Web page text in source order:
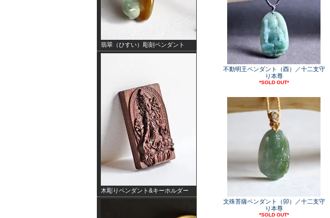
翡翠（ひすい）彫刻ペンダント
木彫りペンダント&キーホルダー
不動明王ペンダント（酉）／十二支守
り本尊
*SOLD OUT*
文殊菩薩ペンダント（卯）／十二支守
り本尊
*SOLD OUT*